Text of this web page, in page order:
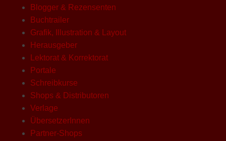
Blogger & Rezensenten
Buchtrailer
Grafik, Illustration & Layout
Herausgeber
Lektorat & Korrektorat
Portale
Schreibkurse
Shops & Distributoren
Verlage
ÜbersetzerInnen
Partner-Shops